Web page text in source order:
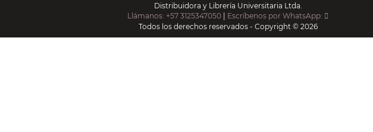
Distribuidora y Librería Universitaria Ltda.
Llámanos: +57 3125347050
Escríbenos por WhatsApp:
Todos los derechos reservados - Copyright © 2026